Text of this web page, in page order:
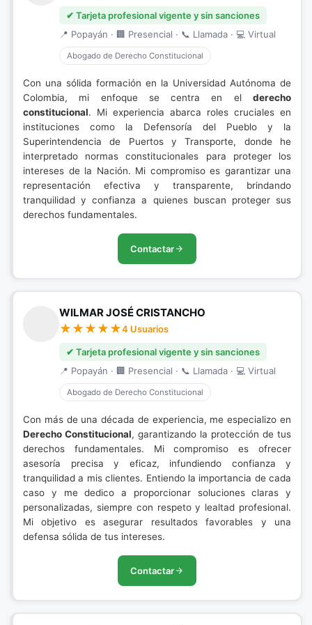
✔ Tarjeta profesional vigente y sin sanciones
📍 Popayán · 🏢 Presencial · 📞 Llamada · 💻 Virtual
Abogado de Derecho Constitucional
Con una sólida formación en la Universidad Autónoma de
Colombia, mi enfoque se centra en el derecho
constitucional. Mi experiencia abarca roles cruciales en
instituciones como la Defensoría del Pueblo y la
Superintendencia de Puertos y Transporte, donde he
interpretado normas constitucionales para proteger los
intereses de la Nación. Mi compromiso es garantizar una
representación efectiva y transparente, brindando
tranquilidad y confianza a quienes buscan proteger sus
derechos fundamentales.
Contactar
WILMAR JOSÉ CRISTANCHO
4 Usuarios
✔ Tarjeta profesional vigente y sin sanciones
📍 Popayán · 🏢 Presencial · 📞 Llamada · 💻 Virtual
Abogado de Derecho Constitucional
Con más de una década de experiencia, me especializo en
Derecho Constitucional, garantizando la protección de tus
derechos fundamentales. Mi compromiso es ofrecer
asesoría precisa y eficaz, infundiendo confianza y
tranquilidad a mis clientes. Entiendo la importancia de cada
caso y me dedico a proporcionar soluciones claras y
personalizadas, siempre con respeto y lealtad profesional.
Mi objetivo es asegurar resultados favorables y una
defensa sólida de tus intereses.
Contactar